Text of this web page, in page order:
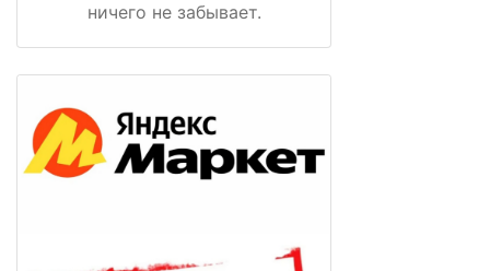
ничего не забывает.